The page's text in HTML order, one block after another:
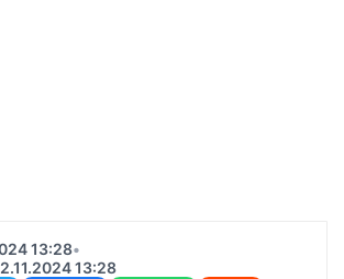
13:28•
13:28